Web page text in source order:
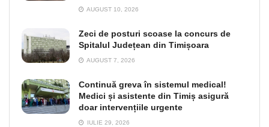
AUGUST 10, 2026
Zeci de posturi scoase la concurs de
Spitalul Județean din Timișoara
AUGUST 7, 2026
Continuă greva în sistemul medical!
Medici și asistente din Timiș asigură
doar intervențiile urgente
IULIE 29, 2026